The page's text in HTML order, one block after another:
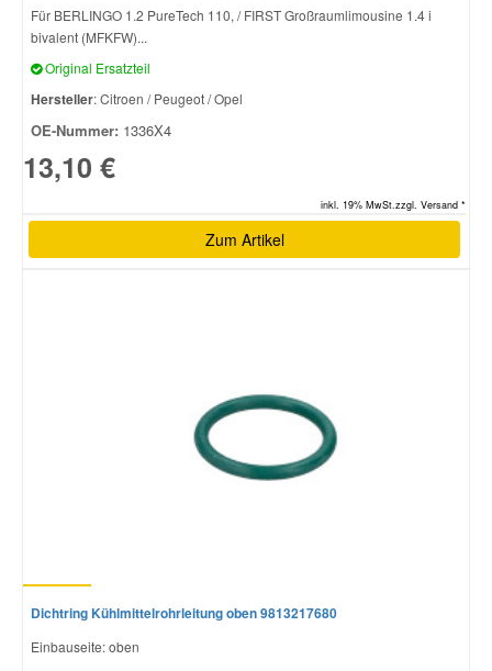
Für BERLINGO 1.2 PureTech 110, / FIRST Großraumlimousine 1.4 i
bivalent (MFKFW)...
Original Ersatzteil
Hersteller: Citroen / Peugeot / Opel
OE-Nummer: 1336X4
13,10 €
inkl. 19% MwSt.zzgl. Versand *
Zum Artikel
Dichtring Kühlmittelrohrleitung oben 9813217680
Einbauseite: oben